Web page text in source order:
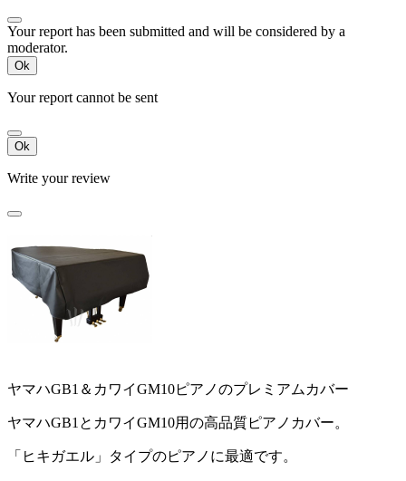
Your report has been submitted and will be considered by a
moderator.
Ok
Your report cannot be sent
Ok
Write your review
ヤマハGB1＆カワイGM10ピアノのプレミアムカバー
ヤマハGB1とカワイGM10用の高品質ピアノカバー。
「ヒキガエル」タイプのピアノに最適です。